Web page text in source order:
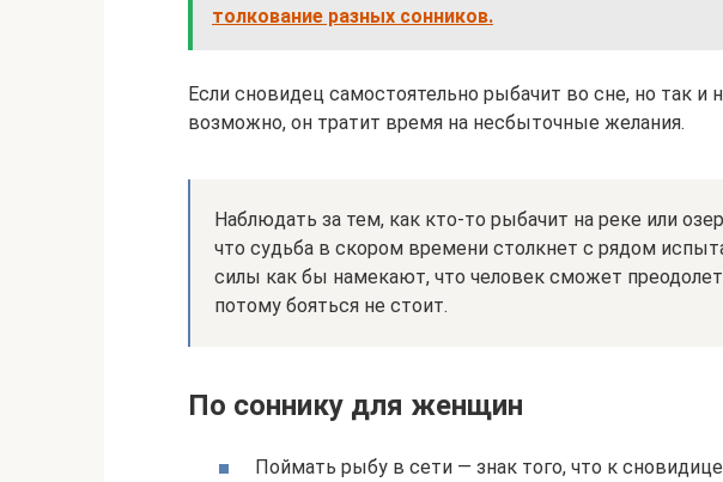
толкование разных сонников.
Если сновидец самостоятельно рыбачит во сне, но так и
возможно, он тратит время на несбыточные желания.
Наблюдать за тем, как кто-то рыбачит на реке или
что судьба в скором времени столкнет с рядом
силы как бы намекают, что человек сможет
потому бояться не стоит.
По соннику для женщин
Поймать рыбу в сети — знак того, что к